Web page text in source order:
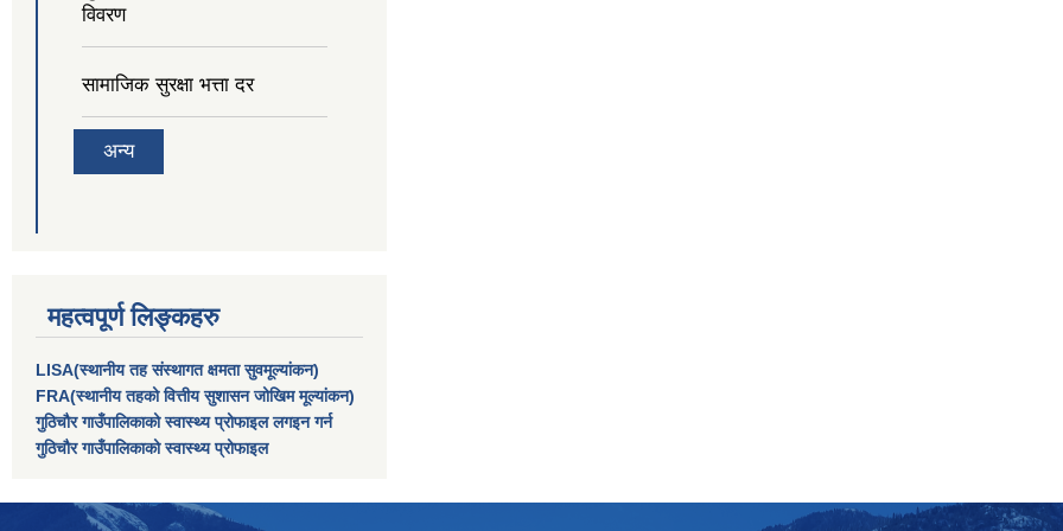
विवरण
सामाजिक सुरक्षा भत्ता दर
अन्य
महत्वपूर्ण लिङ्कहरु
LISA(स्थानीय तह संस्थागत क्षमता सुवमूल्यांकन)
FRA(स्थानीय तहको वित्तीय सुशासन जोखिम मूल्यांकन)
गुठिचौर गाउँपालिकाको स्वास्थ्य प्रोफाइल लगइन गर्न
गुठिचौर गाउँपालिकाको स्वास्थ्य प्रोफाइल